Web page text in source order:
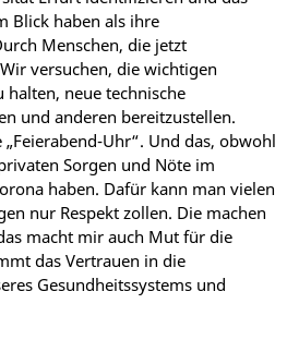
Blick haben als ihre
Menschen, die jetzt
versuchen, die wichtigen
halten, neue technische
und anderen bereitzustellen.
Uhr“. Und das, obwohl
Sorgen und Nöte im
haben. Dafür kann man vielen
nur Respekt zollen. Die machen
macht mir auch Mut für die
das Vertrauen in die
Gesundheitssystems und